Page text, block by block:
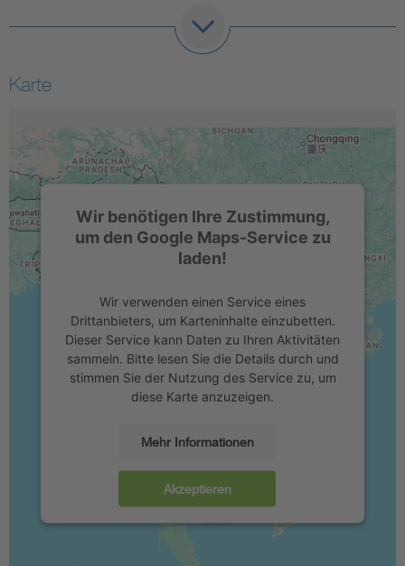
Karte
Wir benötigen Ihre Zustimmung,
um den Google Maps-Service zu
laden!
Wir verwenden einen Service eines
Drittanbieters, um Karteninhalte einzubetten.
Dieser Service kann Daten zu Ihren Aktivitäten
sammeln. Bitte lesen Sie die Details durch und
stimmen Sie der Nutzung des Service zu, um
diese Karte anzuzeigen.
Mehr Informationen
Akzeptieren